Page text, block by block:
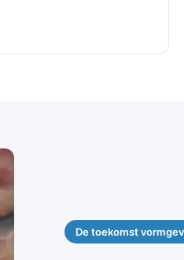
De toekomst